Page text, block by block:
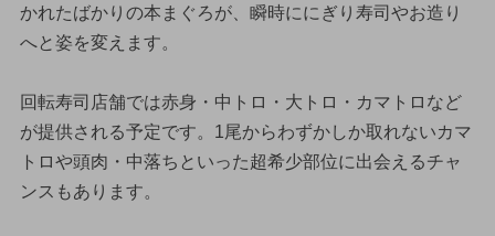
かれたばかりの本まぐろが、瞬時ににぎり寿司やお造り
へと姿を変えます。
回転寿司店舗では赤身・中トロ・大トロ・カマトロなど
が提供される予定です。1尾からわずかしか取れないカマ
トロや頭肉・中落ちといった超希少部位に出会えるチャ
ンスもあります。